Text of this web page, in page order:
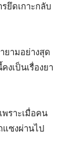
ยึดเกาะกลับ
ยามอย่างสุด
เป็นเรื่องยา
ราะเมื่อคน
แซงผ่านไป